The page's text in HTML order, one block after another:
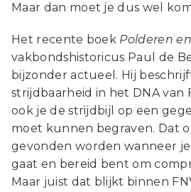
Maar dan moet je dus wel
Het recente boek Polderen
vakbondshistoricus Paul de
bijzonder actueel. Hij
strijdbaarheid in het DNA van
ook je de strijdbijl op een
moet kunnen begraven. Dat
gevonden worden wanneer je
gaat en bereid bent om
Maar juist dat blijkt binnen